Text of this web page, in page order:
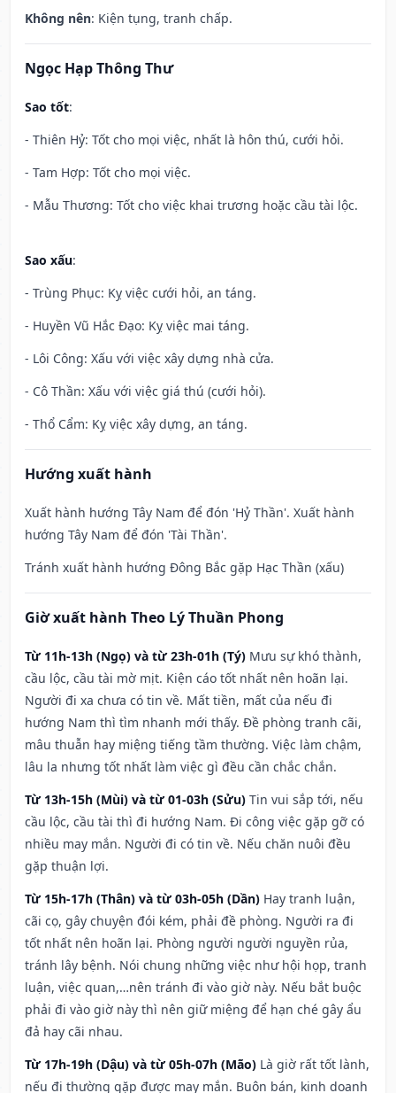
Không nên: Kiện tụng, tranh chấp.
Ngọc Hạp Thông Thư
Sao tốt:
- Thiên Hỷ: Tốt cho mọi việc, nhất là hôn thú, cưới hỏi.
- Tam Hợp: Tốt cho mọi việc.
- Mẫu Thương: Tốt cho việc khai trương hoặc cầu tài lộc.
Sao xấu:
- Trùng Phục: Kỵ việc cưới hỏi, an táng.
- Huyền Vũ Hắc Đạo: Kỵ việc mai táng.
- Lôi Công: Xấu với việc xây dựng nhà cửa.
- Cô Thần: Xấu với việc giá thú (cưới hỏi).
- Thổ Cẩm: Kỵ việc xây dựng, an táng.
Hướng xuất hành
Xuất hành hướng Tây Nam để đón 'Hỷ Thần'. Xuất hành
hướng Tây Nam để đón 'Tài Thần'.
Tránh xuất hành hướng Đông Bắc gặp Hạc Thần (xấu)
Giờ xuất hành Theo Lý Thuần Phong
Từ 11h-13h (Ngọ) và từ 23h-01h (Tý) Mưu sự khó thành,
cầu lộc, cầu tài mờ mịt. Kiện cáo tốt nhất nên hoãn lại.
Người đi xa chưa có tin về. Mất tiền, mất của nếu đi
hướng Nam thì tìm nhanh mới thấy. Đề phòng tranh cãi,
mâu thuẫn hay miệng tiếng tầm thường. Việc làm chậm,
lâu la nhưng tốt nhất làm việc gì đều cần chắc chắn.
Từ 13h-15h (Mùi) và từ 01-03h (Sửu) Tin vui sắp tới, nếu
cầu lộc, cầu tài thì đi hướng Nam. Đi công việc gặp gỡ có
nhiều may mắn. Người đi có tin về. Nếu chăn nuôi đều
gặp thuận lợi.
Từ 15h-17h (Thân) và từ 03h-05h (Dần) Hay tranh luận,
cãi cọ, gây chuyện đói kém, phải đề phòng. Người ra đi
tốt nhất nên hoãn lại. Phòng người người nguyền rủa,
tránh lây bệnh. Nói chung những việc như hội họp, tranh
luận, việc quan,…nên tránh đi vào giờ này. Nếu bắt buộc
phải đi vào giờ này thì nên giữ miệng để hạn ché gây ẩu
đả hay cãi nhau.
Từ 17h-19h (Dậu) và từ 05h-07h (Mão) Là giờ rất tốt lành,
nếu đi thường gặp được may mắn. Buôn bán, kinh doanh